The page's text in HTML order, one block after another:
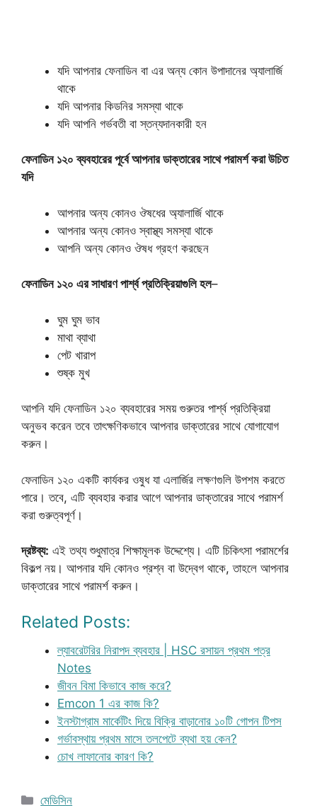
যদি আপনার ফেনাডিন বা এর অন্য কোন উপাদানের অ্যালার্জি
থাকে
যদি আপনার কিডনির সমস্যা থাকে
যদি আপনি গর্ভবতী বা স্তন্যদানকারী হন
ফেনাডিন ১২০ ব্যবহারের পূর্বে আপনার ডাক্তারের সাথে পরামর্শ করা উচিত
যদি
আপনার অন্য কোনও ঔষধের অ্যালার্জি থাকে
আপনার অন্য কোনও স্বাস্থ্য সমস্যা থাকে
আপনি অন্য কোনও ঔষধ গ্রহণ করছেন
ফেনাডিন ১২০ এর সাধারণ পার্শ্ব প্রতিক্রিয়াগুলি হল–
ঘুম ঘুম ভাব
মাথা ব্যাথা
পেট খারাপ
শুষ্ক মুখ
আপনি যদি ফেনাডিন ১২০ ব্যবহারের সময় গুরুতর পার্শ্ব প্রতিক্রিয়া
অনুভব করেন তবে তাৎক্ষণিকভাবে আপনার ডাক্তারের সাথে যোগাযোগ
করুন।
ফেনাডিন ১২০ একটি কার্যকর ওষুধ যা এলার্জির লক্ষণগুলি উপশম করতে
পারে। তবে, এটি ব্যবহার করার আগে আপনার ডাক্তারের সাথে পরামর্শ
করা গুরুত্বপূর্ণ।
দ্রষ্টব্য: এই তথ্য শুধুমাত্র শিক্ষামূলক উদ্দেশ্যে। এটি চিকিৎসা পরামর্শের
বিকল্প নয়। আপনার যদি কোনও প্রশ্ন বা উদ্বেগ থাকে, তাহলে আপনার
ডাক্তারের সাথে পরামর্শ করুন।
Related Posts:
ল্যাবরেটরির নিরাপদ ব্যবহার | HSC রসায়ন প্রথম পত্র
Notes
জীবন বিমা কিভাবে কাজ করে?
Emcon 1 এর কাজ কি?
ইনস্টাগ্রাম মার্কেটিং দিয়ে বিক্রি বাড়ানোর ১০টি গোপন টিপস
গর্ভাবস্থায় প্রথম মাসে তলপেটে ব্যথা হয় কেন?
চোখ লাফানোর কারণ কি?
Categories
মেডিসিন